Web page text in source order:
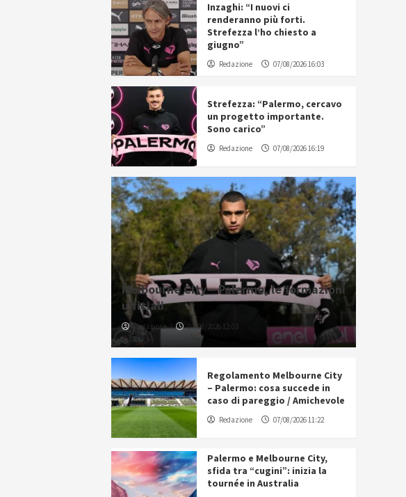
Inzaghi: “I nuovi ci
renderanno più forti.
Strefezza l’ho chiesto a
giugno”
Redazione 07/08/2026 16:03
Strefezza: “Palermo, cercavo
un progetto importante.
Sono carico”
Redazione 07/08/2026 16:19
Melbourne City – Palermo, le formazioni
ufficiali
Redazione 07/08/2026 12:03
Regolamento Melbourne City
– Palermo: cosa succede in
caso di pareggio / Amichevole
Redazione 07/08/2026 11:22
Palermo e Melbourne City,
sfida tra “cugini”: inizia la
tournée in Australia